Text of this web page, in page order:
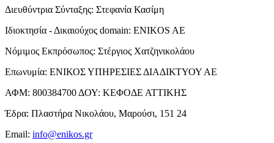
Διευθύντρια Σύνταξης: Στεφανία Κασίμη
Ιδιοκτησία - Δικαιούχος domain: ENIKOS AE
Νόμιμος Εκπρόσωπος: Στέργιος Χατζηνικολάου
Επωνυμία: ΕΝΙΚΟΣ ΥΠΗΡΕΣΙΕΣ ΔΙΑΔΙΚΤΥΟΥ ΑΕ
ΑΦΜ: 800384700 ΔΟΥ: ΚΕΦΟΔΕ ΑΤΤΙΚΗΣ
Έδρα: Πλαστήρα Νικολάου, Μαρούσι, 151 24
Email: info@enikos.gr